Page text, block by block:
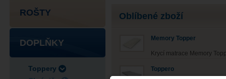
ROŠTY
DOPLŇKY
Toppery
Oblíbené zboží
Memory Topper
Krycí matrace Memory
Toppero